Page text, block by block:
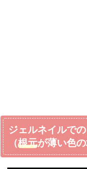
ジェルネイルで
（根元が薄い色の